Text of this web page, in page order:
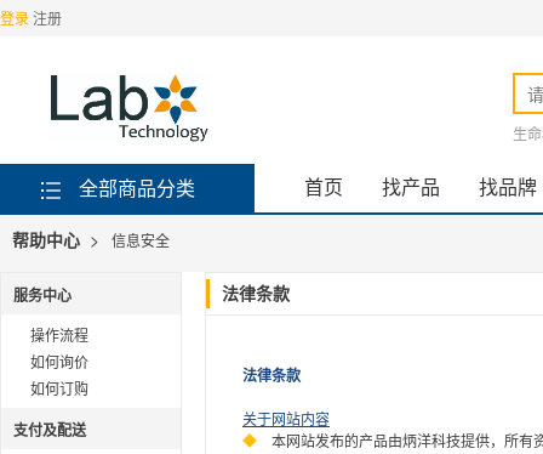
登录 注册
生
全部商品分类 首页 找产品 找品牌
帮助中心 > 信息安全
服务中心
操作流程
如何询价
如何订购
支付及配送
法律条款
法律条款
关于网站内容
◆ 本网站发布的产品由炳洋科技提供，所